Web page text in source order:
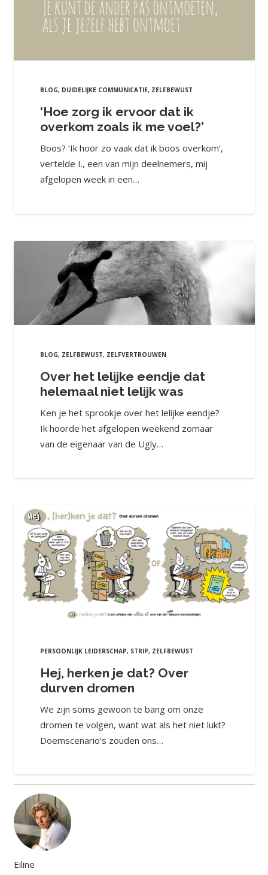
BLOG, DUIDELIJKE COMMUNICATIE, ZELFBEWUST
‘Hoe zorg ik ervoor dat ik
overkom zoals ik me voel?’
Boos? ‘Ik hoor zo vaak dat ik boos overkom’,
vertelde I., een van mijn deelnemers, mij
afgelopen week in een…
BLOG, ZELFBEWUST, ZELFVERTROUWEN
Over het lelijke eendje dat
helemaal niet lelijk was
Ken je het sprookje over het lelijke eendje?
Ik hoorde het afgelopen weekend zomaar
van de eigenaar van de Ugly…
PERSOONLIJK LEIDERSCHAP, STRIP, ZELFBEWUST
Hej, herken je dat? Over
durven dromen
We zijn soms gewoon te bang om onze
dromen te volgen, want wat als het niet lukt?
Doemscenario’s zouden ons…
Eiline